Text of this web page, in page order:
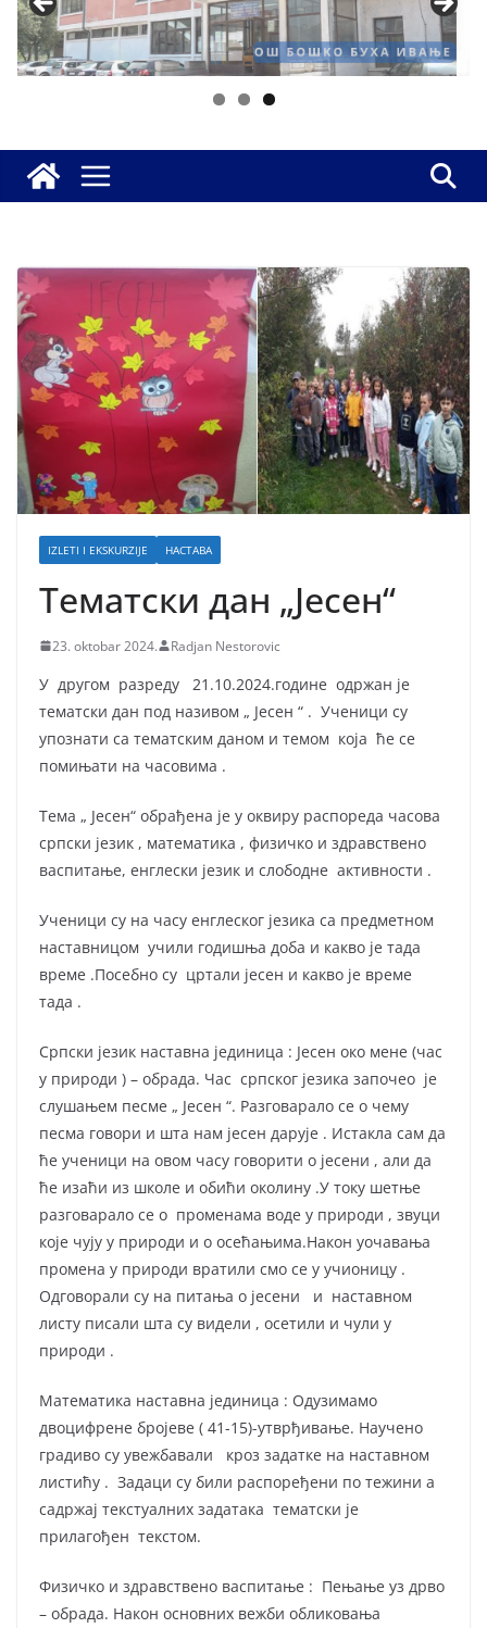
IZLETI I EKSKURZIJE НАСТАВА
Тематски дан „Јесен“
23. oktobar 2024. Radjan Nestorovic
У другом разреду 21.10.2024.године одржан је
тематски дан под називом „ Јесен “ . Ученици су
упознати са тематским даном и темом која ће се
помињати на часовима .
Тема „ Јесен“ обрађена је у оквиру распореда часова
српски језик , математика , физичко и здравствено
васпитање, енглески језик и слободне активности .
Ученици су на часу енглеског језика са предметном
наставницом учили годишња доба и какво је тада
време .Посебно су цртали јесен и какво је време
тада .
Српски језик наставна јединица : Јесен око мене (час
у природи ) – обрада. Час српског језика започео је
слушањем песме „ Јесен “. Разговарало се о чему
песма говори и шта нам јесен дарује . Истакла сам да
ће ученици на овом часу говорити о јесени , али да
ће изаћи из школе и обићи околину .У току шетње
разговарало се о променама воде у природи , звуци
које чују у природи и о осећањима.Након уочавања
промена у природи вратили смо се у учионицу .
Одговорали су на питања о јесени и наставном
листу писали шта су видели , осетили и чули у
природи .
Математика наставна јединица : Одузимамо
двоцифрене бројеве ( 41-15)-утврђивање. Научено
градиво су увежбавали кроз задатке на наставном
листићу . Задаци су били распоређени по тежини а
садржај текстуалних задатака тематски је
прилагођен текстом.
Физичко и здравствено васпитање : Пењање уз дрво
– обрада. Након основних вежби обликовања